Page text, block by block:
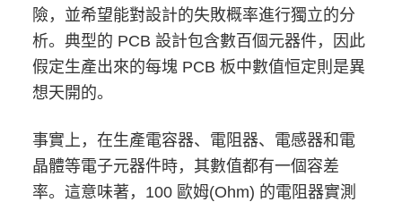
險，並希望能對設計的失敗概率進行獨立的分
析。典型的 PCB 設計包含數百個元器件，因此
假定生產出來的每塊 PCB 板中數值恒定則是異
想天開的。
事實上，在生產電容器、電阻器、電感器和電
晶體等電子元器件時，其數值都有一個容差
率。這意味著，100 歐姆(Ohm) 的電阻器實測